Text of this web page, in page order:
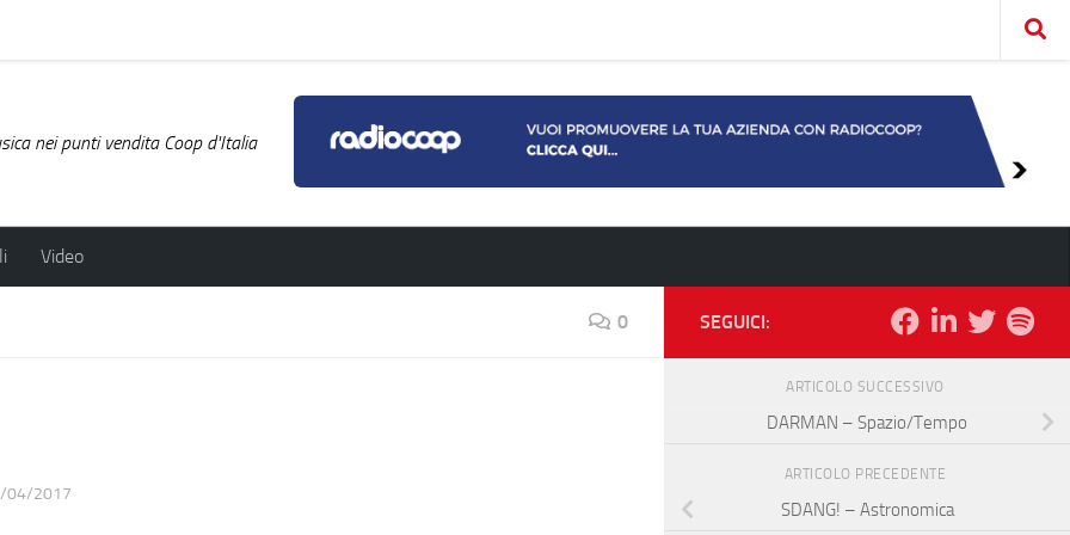
nei punti vendita Coop d'Italia
Video
0
04/2017
SEGUICI:
ARTICOLO SUCCESSIVO
DARMAN – Spazio/Tempo
ARTICOLO PRECEDENTE
SDANG! – Astronomica